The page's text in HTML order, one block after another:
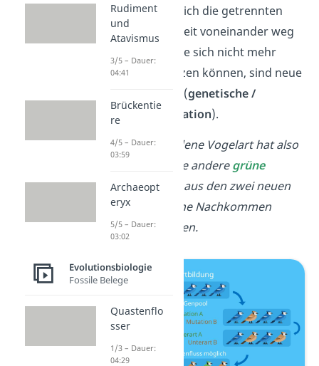
Schritt 5: Haben sich die getrennten
Populationen soweit voneinander weg
entwickelt, dass sie sich nicht mehr
miteinander kreuzen können, sind neue
Arten entstanden (genetische /
reproduktive Isolation).
Eine neu entstandene Vogelart hat also
Federn, die anderegrüne
Federn. Die Vögel aus den zwei neuen
Arten können keine Nachkommen
miteinander zeugen.
Rudiment
und
Atavismus
3/5 – Dauer:
04:41
Brückentie
re
4/5 – Dauer:
03:59
Archaeopt
eryx
5/5 – Dauer:
03:02
Evolutionsbiologie
Fossile Belege
Quastenflo
sser
1/3 – Dauer:
04:29